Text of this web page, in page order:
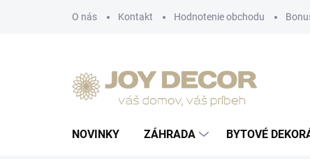
O nás Kontakt Hodnotenie obchodu
NOVINKY ZÁHRADA BYTOVÉ